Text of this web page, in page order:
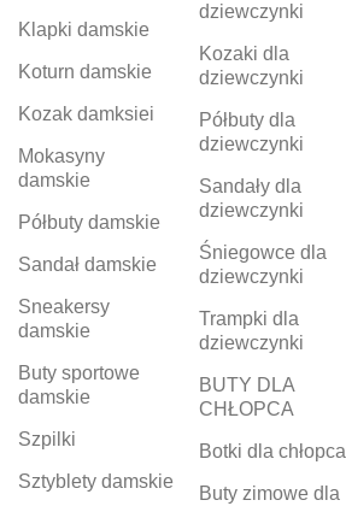
Klapki damskie
Koturn damskie
Kozak damksiei
Mokasyny
damskie
Półbuty damskie
Sandał damskie
Sneakersy
damskie
Buty sportowe
damskie
Szpilki
Sztyblety damskie
dziewczynki
Kozaki dla
dziewczynki
Półbuty dla
dziewczynki
Sandały dla
dziewczynki
Śniegowce dla
dziewczynki
Trampki dla
dziewczynki
BUTY DLA
CHŁOPCA
Botki dla chłopca
Buty zimowe dla